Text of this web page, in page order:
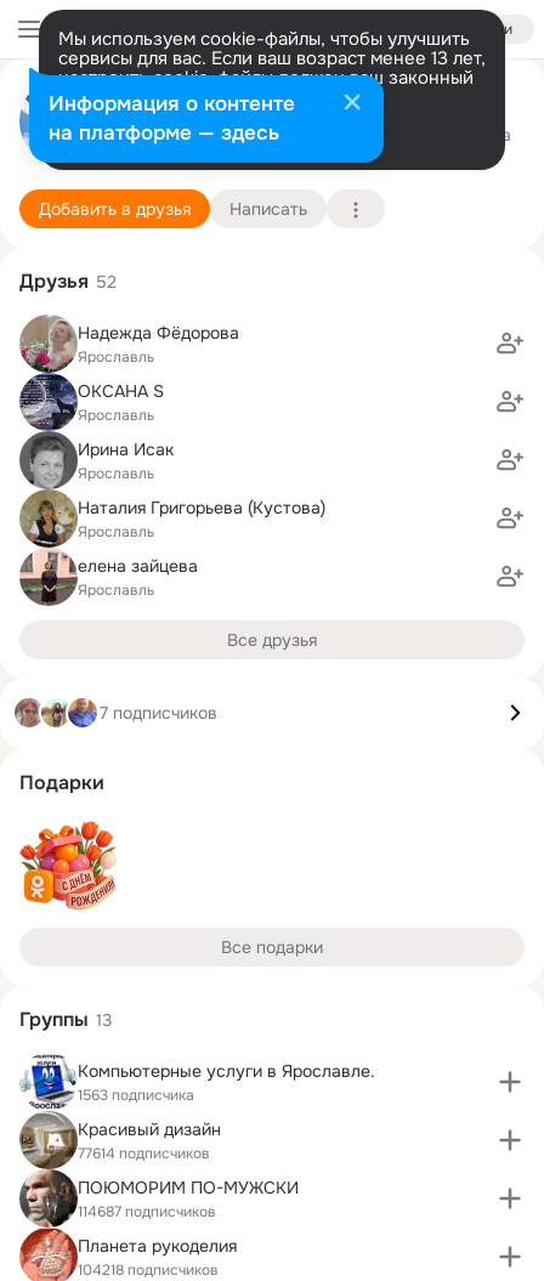
Войти
Мы используем cookie-файлы, чтобы улучшить
сервисы для вас. Если ваш возраст менее 13 лет,
настроить cookie-файлы должен ваш законный
представитель. Больше информации
Разрешить все Настроить
Любовь Сульженко
Ярославль 7 февраля (56 лет)
18 школа
Подробнее
Добавить в друзья Написать
Друзья 52
Надежда Фёдорова
Ярославль
ОКСАНА S
Ярославль
Ирина Исак
Ярославль
Наталия Григорьева (Кустова)
Ярославль
елена зайцева
Ярославль
Все друзья
7 подписчиков
Подарки
Все подарки
Группы 13
Компьютерные услуги в Ярославле.
1563 подписчика
Красивый дизайн
77614 подписчиков
ПОЮМОРИМ ПО-МУЖСКИ
114687 подписчиков
Планета рукоделия
104218 подписчиков
Информация о контенте
на платформе — здесь